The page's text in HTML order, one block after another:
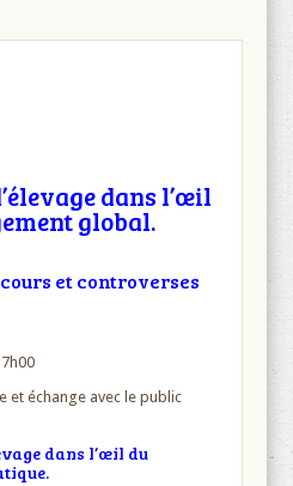
dans l’œil
global.
et controverses
et échange avec le public
dans l’œil du